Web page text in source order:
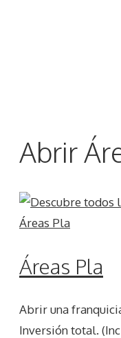
Abrir
Áreas Pla
Abrir una
Inversión total.